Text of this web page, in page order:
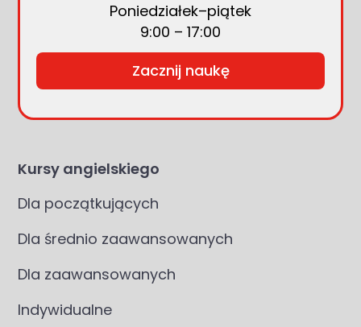
Kursy angielskiego
Dla początkujących
Dla średnio zaawansowanych
Dla zaawansowanych
Indywidualne
Poniedziałek–piątek
9:00 – 17:00
Zacznij naukę